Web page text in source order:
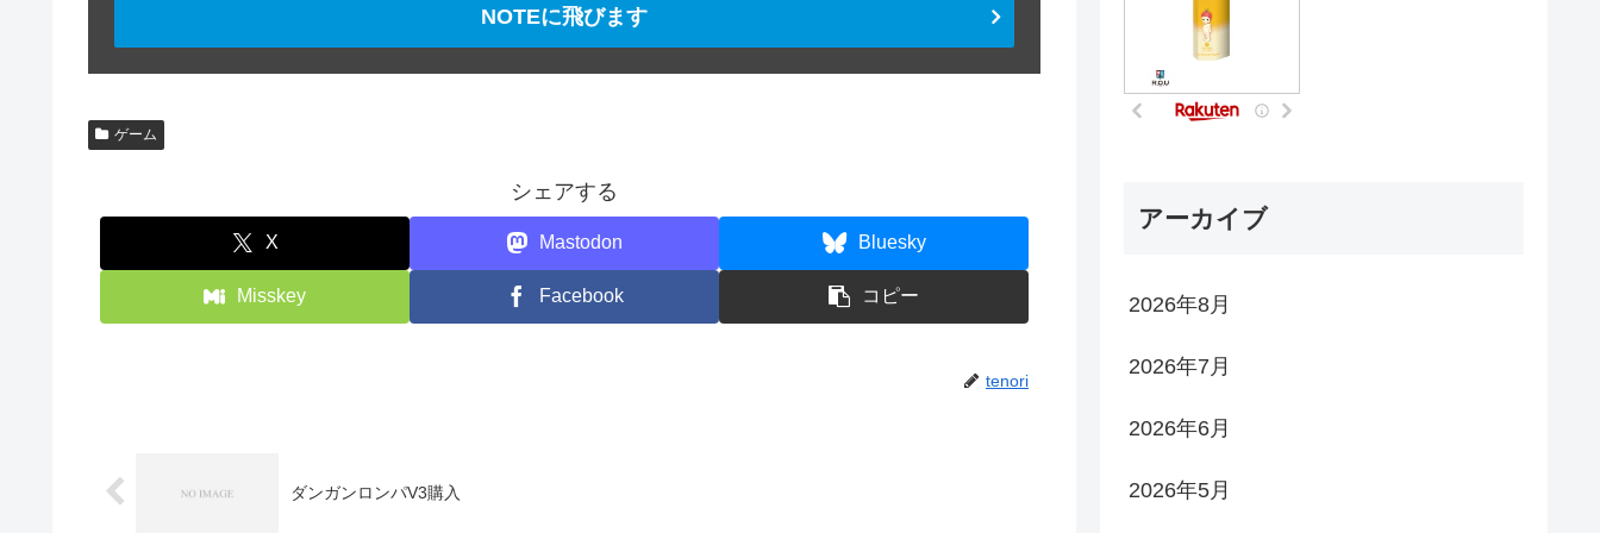
NOTEに飛びます
ゲーム
シェアする
X Mastodon Bluesky
Misskey Facebook コピー
tenori
ダンガンロンパV3購入
アーカイブ
2026年8月
2026年7月
2026年6月
2026年5月